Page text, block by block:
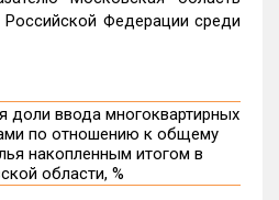
Российской Федерации среди